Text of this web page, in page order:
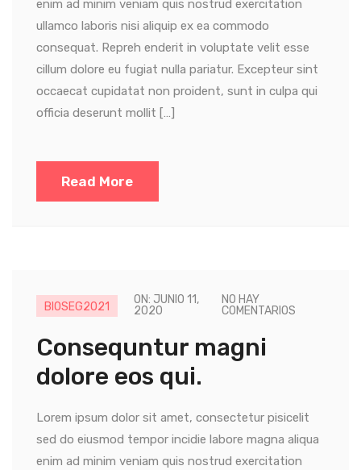
enim ad minim veniam quis nostrud exercitation
ullamco laboris nisi aliquip ex ea commodo
consequat. Repreh enderit in voluptate velit esse
cillum dolore eu fugiat nulla pariatur. Excepteur sint
occaecat cupidatat non proident, sunt in culpa qui
officia deserunt mollit […]
Read More
BIOSEG2021
ON: JUNIO 11,
2020
NO HAY
COMENTARIOS
Consequntur magni
dolore eos qui.
Lorem ipsum dolor sit amet, consectetur pisicelit
sed do eiusmod tempor incidie labore magna aliqua
enim ad minim veniam quis nostrud exercitation